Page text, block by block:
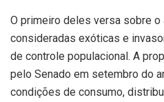
O primeiro deles versa sobre
consideradas exóticas e
de controle populacional. A
pelo Senado em setembro do
condições de consumo,